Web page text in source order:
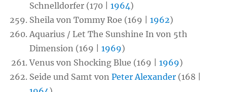
Schnelldorfer (170 |1964)
Sheila von Tommy Roe (169 |1962)
Aquarius / Let The Sunshine In von 5th
Dimension (169 |1969)
Venus von Shocking Blue (169 |1969)
Seide und Samt vonPeter Alexander (168 |